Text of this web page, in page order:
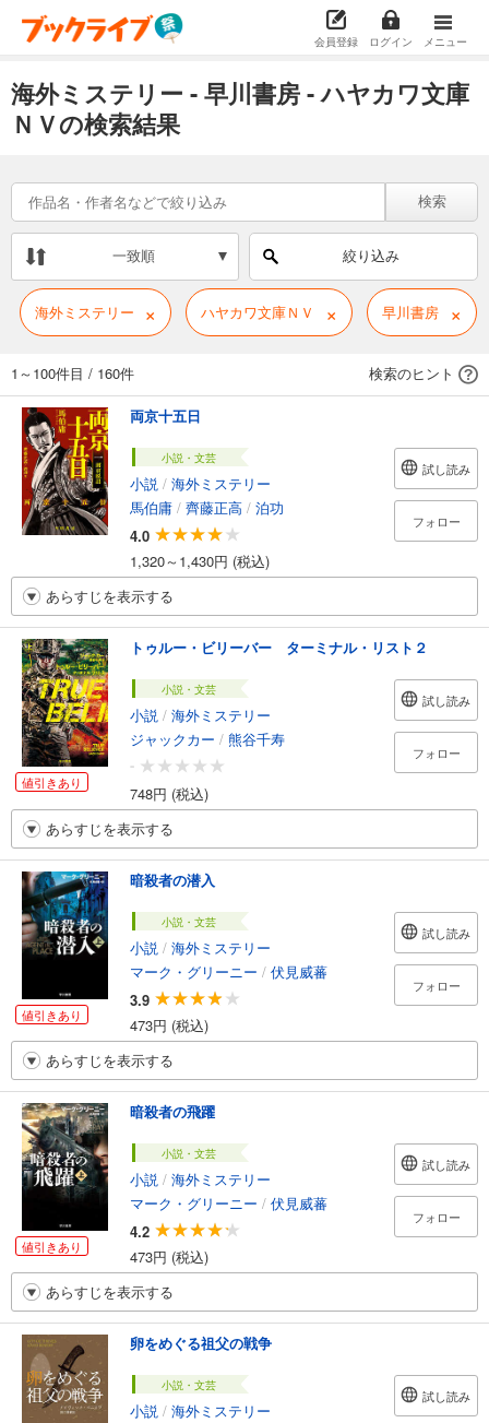
会員登録 ログイン メニュー
海外ミステリー - 早川書房 - ハヤカワ文庫
ＮＶの検索結果
検索
一致順 絞り込み
海外ミステリー × ハヤカワ文庫ＮＶ × 早川書房 ×
1～100件目 / 160件 検索のヒント
両京十五日
小説・文芸
小説 / 海外ミステリー
馬伯庸 / 齊藤正高 / 泊功
4.0
1,320～1,430円 (税込)
試し読み
フォロー
あらすじを表示する
値引きあり
トゥルー・ビリーバー ターミナル・リスト２
小説・文芸
小説 / 海外ミステリー
ジャックカー / 熊谷千寿
-
748円 (税込)
試し読み
フォロー
あらすじを表示する
値引きあり
暗殺者の潜入
小説・文芸
小説 / 海外ミステリー
マーク・グリーニー / 伏見威蕃
3.9
473円 (税込)
試し読み
フォロー
あらすじを表示する
値引きあり
暗殺者の飛躍
小説・文芸
小説 / 海外ミステリー
マーク・グリーニー / 伏見威蕃
4.2
473円 (税込)
試し読み
フォロー
あらすじを表示する
卵をめぐる祖父の戦争
小説・文芸
小説 / 海外ミステリー
試し読み